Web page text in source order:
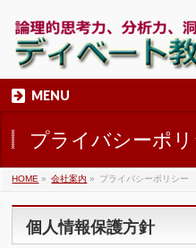
MENU
プライバシーポ
HOME » 会社案内 » プライバシーポリシー
個人情報保護方針